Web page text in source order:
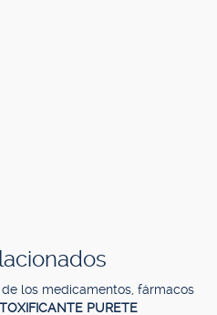
los medicamentos, fármacos
PURETE